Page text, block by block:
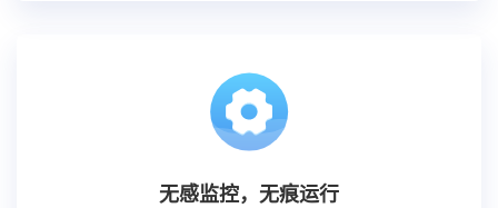
无感监控，无痕运行